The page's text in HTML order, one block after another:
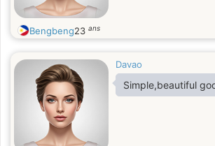
Bengbeng23 ans
Davao
Simple,beautiful